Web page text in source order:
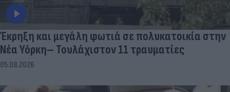
Έκρηξη και μεγάλη φωτιά σε πολυκατοικία στην
Νέα Υόρκη– Τουλάχιστον 11 τραυματίες
05.08.2026